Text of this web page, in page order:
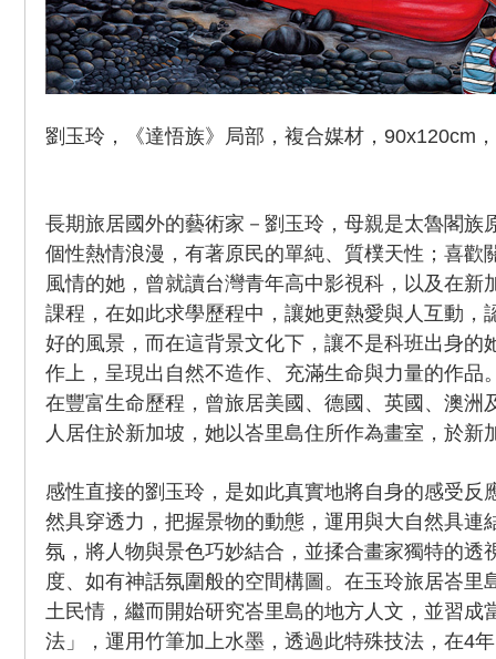
劉玉玲，《達悟族》局部，複合媒材，90x120cm
長期旅居國外的藝術家－劉玉玲，母親是太魯閣族
個性熱情浪漫，有著原民的單純、質樸天性；喜歡
風情的她，曾就讀台灣青年高中影視科，以及在新
課程，在如此求學歷程中，讓她更熱愛與人互動，
好的風景，而在這背景文化下，讓不是科班出身的
作上，呈現出自然不造作、充滿生命與力量的作品
在豐富生命歷程，曾旅居美國、德國、英國、澳洲
人居住於新加坡，她以峇里島住所作為畫室，於新
感性直接的劉玉玲，是如此真實地將自身的感受反
然具穿透力，把握景物的動態，運用與大自然具連
氛，將人物與景色巧妙結合，並揉合畫家獨特的透
度、如有神話氛圍般的空間構圖。在玉玲旅居峇里
土民情，繼而開始研究峇里島的地方人文，並習成
法」，運用竹筆加上水墨，透過此特殊技法，在4